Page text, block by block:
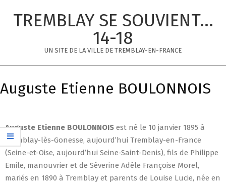
TREMBLAY SE SOUVIENT...
14-18
UN SITE DE LA VILLE DE TREMBLAY-EN-FRANCE
Navigation
Menu
Auguste Etienne BOULONNOIS
Auguste Etienne BOULONNOIS est né le 10 janvier 1895 à
Tremblay-lès-Gonesse, aujourd’hui Tremblay-en-France
(Seine-et-Oise, aujourd’hui Seine-Saint-Denis), fils de Philippe
Emile, manouvrier et de Séverine Adèle Françoise Morel,
mariés en 1890 à Tremblay et parents de Louise Lucie, née en